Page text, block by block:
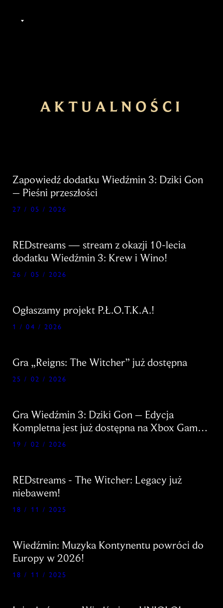
AKTUALNOŚCI
Zapowiedź dodatku Wiedźmin 3: Dziki Gon
– Pieśni przeszłości
27 / 05 / 2026
REDstreams — stream z okazji 10-lecia
dodatku Wiedźmin 3: Krew i Wino!
26 / 05 / 2026
Ogłaszamy projekt P.Ł.O.T.K.A.!
1 / 04 / 2026
Gra „Reigns: The Witcher” już dostępna
25 / 02 / 2026
Gra Wiedźmin 3: Dziki Gon – Edycja
Kompletna jest już dostępna na Xbox Game
Pass!
19 / 02 / 2026
REDstreams - The Witcher: Legacy już
niebawem!
18 / 11 / 2025
Wiedźmin: Muzyka Kontynentu powróci do
Europy w 2026!
18 / 11 / 2025